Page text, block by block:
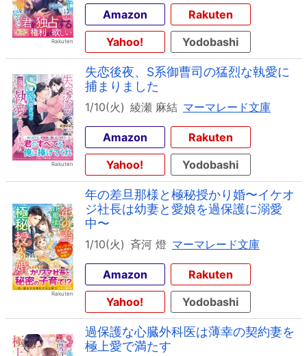
Amazon
Rakuten
Yahoo!
Yodobashi
失恋後夜、S系御曹司の猛烈な執愛に
捕まりました
1/10(火) 綾瀬 麻結 マーマレード文庫
Amazon
Rakuten
Yahoo!
Yodobashi
年の差旦那様と極秘授かり婚〜イケオ
ジ社長は幼妻と愛娘を過保護に溺愛
中〜
1/10(火) 斉河 燈 マーマレード文庫
Amazon
Rakuten
Yahoo!
Yodobashi
過保護な心臓外科医は薄幸の契約妻を
極上愛で満たす